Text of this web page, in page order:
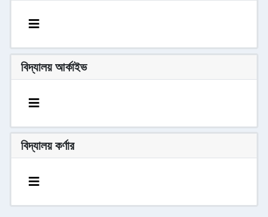
বিদ্যালয় আর্কাইভ
বিদ্যালয় কর্ণার